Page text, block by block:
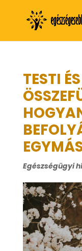
TESTI
Egészségügyi